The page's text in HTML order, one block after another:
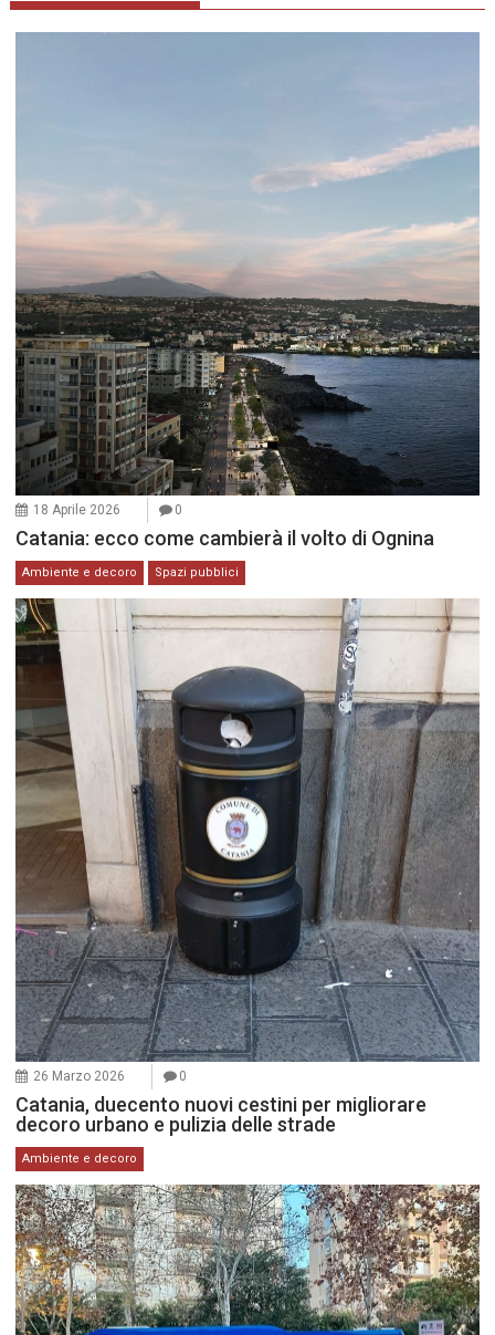
18 Aprile 2026 0
Catania: ecco come cambierà il volto di Ognina
Ambiente e decoro Spazi pubblici
26 Marzo 2026 0
Catania, duecento nuovi cestini per migliorare
decoro urbano e pulizia delle strade
Ambiente e decoro